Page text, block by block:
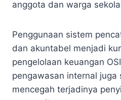
anggota dan warga
Penggunaan sistem
dan akuntabel menjadi
pengelolaan keuangan
pengawasan internal
mencegah terjadinya